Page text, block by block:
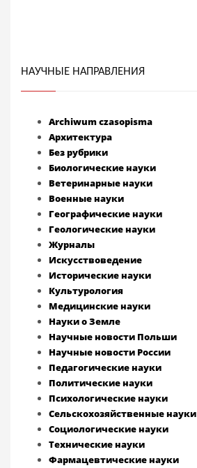
НАУЧНЫЕ НАПРАВЛЕНИЯ
Archiwum czasopisma
Архитектура
Без рубрики
Биологические науки
Ветеринарные науки
Военные науки
Географические науки
Геологические науки
Журналы
Искусствоведение
Исторические науки
Культурология
Медицинские науки
Науки о Земле
Научные новости Польши
Научные новости России
Педагогические науки
Политические науки
Психологические науки
Сельскохозяйственные науки
Социологические науки
Технические науки
Фармацевтические науки